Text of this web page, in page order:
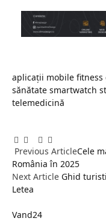
aplicații mobile fitness
sănătate smartwatch
telemedicină
Facebook
Twitter
Pinterest
LinkedIn
Tumblr
Previous ArticleCele
România în 2025
Next Article Ghid
Letea
Vand24